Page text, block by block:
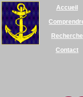
Accueil
Recherche
Contact